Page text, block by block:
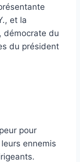
et la
démocrate du
du président
pour
ennemis